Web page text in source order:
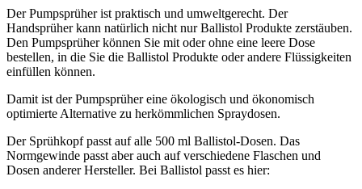
Der Pumpsprüher ist praktisch und umweltgerecht. Der
Handsprüher kann natürlich nicht nur Ballistol Produkte zerstäuben.
Den Pumpsprüher können Sie mit oder ohne eine leere Dose
bestellen, in die Sie die Ballistol Produkte oder andere Flüssigkeiten
einfüllen können.
Damit ist der Pumpsprüher eine ökologisch und ökonomisch
optimierte Alternative zu herkömmlichen Spraydosen.
Der Sprühkopf passt auf alle 500 ml Ballistol-Dosen. Das
Normgewinde passt aber auch auf verschiedene Flaschen und
Dosen anderer Hersteller. Bei Ballistol passt es hier: